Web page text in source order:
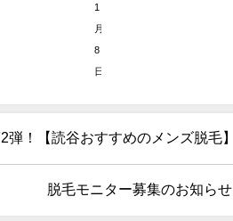
毛】
読
谷
で
毛
す
る
な
ら
1
月
8
日
弾！【読谷おすすめのメンズ脱毛】
脱毛モニター募集のお知らせ